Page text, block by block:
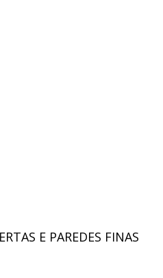
E PAREDES FINAS